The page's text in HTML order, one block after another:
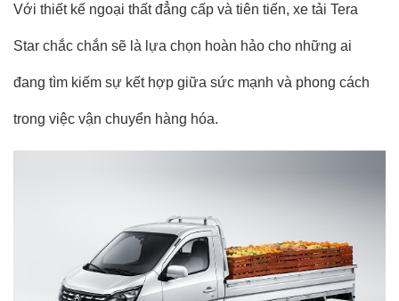
Với thiết kế ngoại thất đẳng cấp và tiên tiến, xe tải Tera
Star chắc chắn sẽ là lựa chọn hoàn hảo cho những ai
đang tìm kiếm sự kết hợp giữa sức mạnh và phong cách
trong việc vận chuyển hàng hóa.